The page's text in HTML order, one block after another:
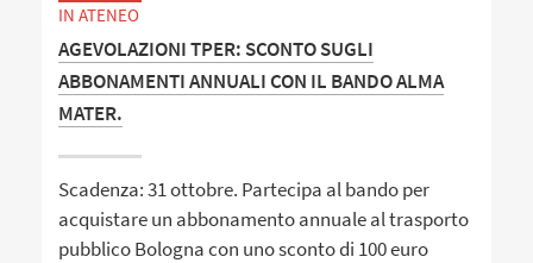
IN ATENEO
AGEVOLAZIONI TPER: SCONTO SUGLI
ABBONAMENTI ANNUALI CON IL BANDO ALMA
MATER.
Scadenza: 31 ottobre. Partecipa al bando per
acquistare un abbonamento annuale al trasporto
pubblico Bologna con uno sconto di 100 euro